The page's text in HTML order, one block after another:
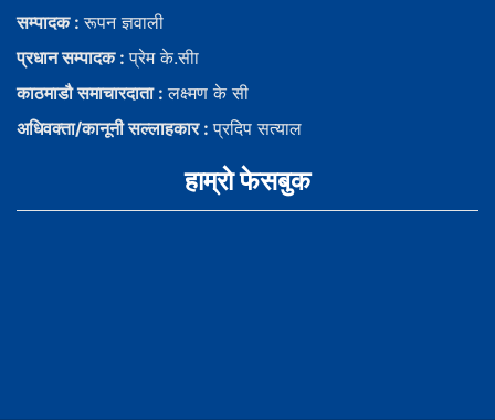
सम्पादक :रूपन ज्ञवाली
प्रधान सम्पादक :प्रेम के.सीा
काठमाडौ समाचारदाता :लक्ष्मण के सी
अधिवक्ता/कानूनी सल्लाहकार :प्रदिप सत्याल
हाम्राे फेसबुक